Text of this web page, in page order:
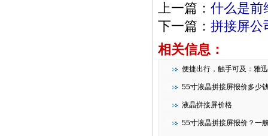
上一篇： 什么是前
下一篇： 拼接屏公
相关信息：
便捷出行，触手可及：雅迅达智能条形
55寸液晶拼接屏报价多少
液晶拼接屏价格
55寸液晶拼接屏报价？一